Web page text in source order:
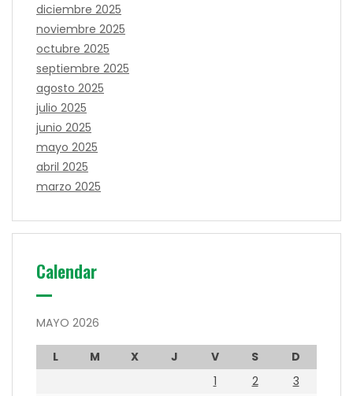
diciembre 2025
noviembre 2025
octubre 2025
septiembre 2025
agosto 2025
julio 2025
junio 2025
mayo 2025
abril 2025
marzo 2025
Calendar
MAYO 2026
L M X J V S
D
1
2
3